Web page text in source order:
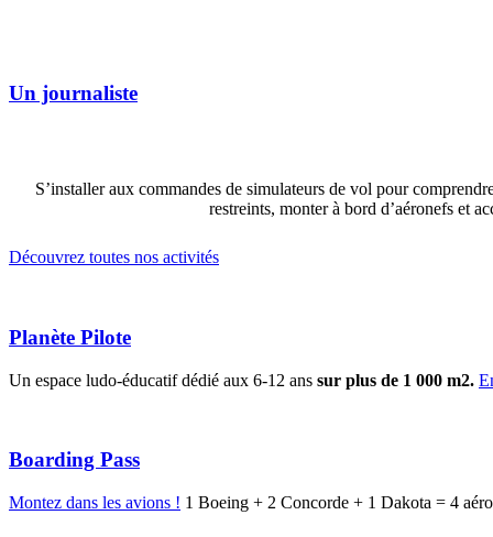
Un journaliste
S’installer aux commandes de simulateurs de vol pour
restreints, monter à bord d’aéronefs et
Découvrez toutes nos activités
Planète Pilote
Un espace ludo-éducatif dédié aux 6-12 ans sur plus de 1 000 m2.
Boarding Pass
Montez dans les avions ! 1 Boeing + 2 Concorde + 1 Dakota = 4